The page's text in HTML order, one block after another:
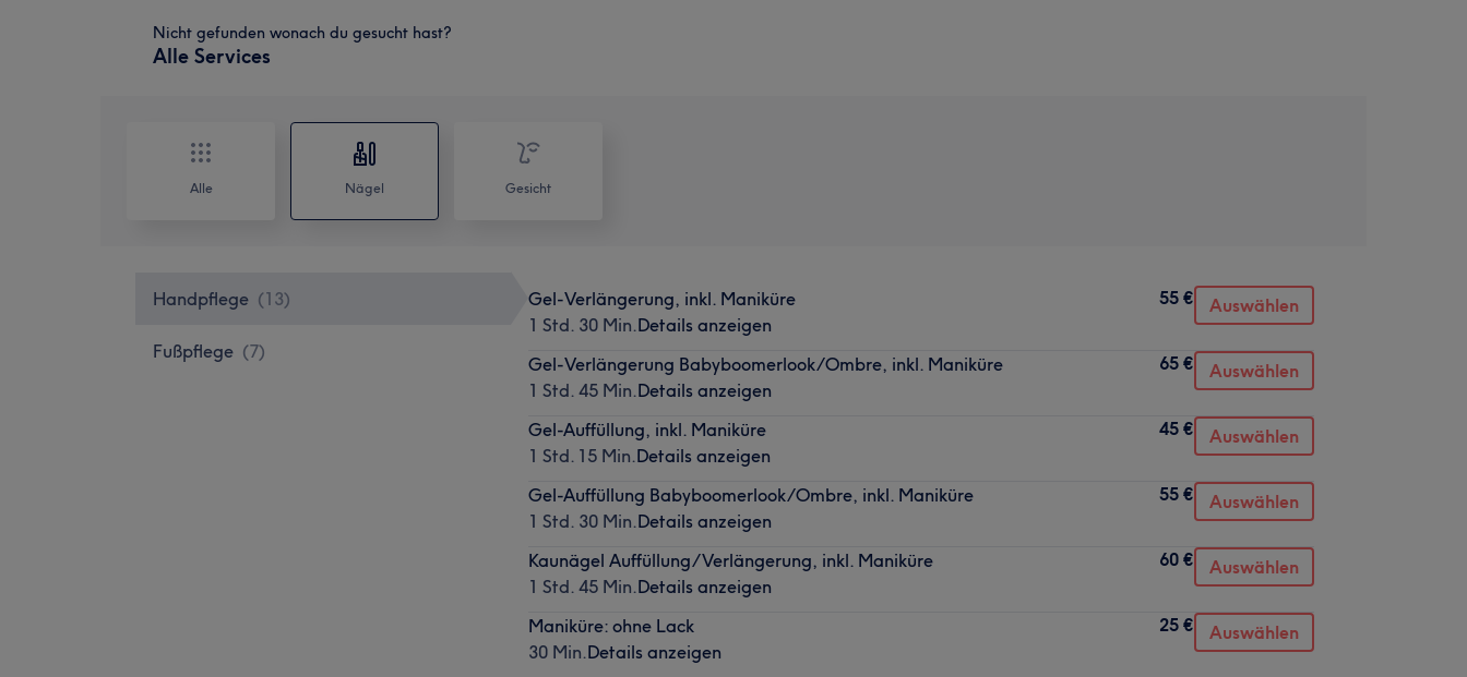
Nicht gefunden wonach du gesucht hast?
Alle Services
Alle Nägel Gesicht
Handpflege (13)
Fußpflege (7)
Gel-Verlängerung, inkl. Maniküre
1 Std. 30 Min.Details anzeigen
55 € Auswählen
Gel-Verlängerung Babyboomerlook/Ombre, inkl. Maniküre
1 Std. 45 Min.Details anzeigen
65 € Auswählen
Gel-Auffüllung, inkl. Maniküre
1 Std. 15 Min.Details anzeigen
45 € Auswählen
Gel-Auffüllung Babyboomerlook/Ombre, inkl. Maniküre
1 Std. 30 Min.Details anzeigen
55 € Auswählen
Kaunägel Auffüllung/Verlängerung, inkl. Maniküre
1 Std. 45 Min.Details anzeigen
60 € Auswählen
Maniküre: ohne Lack
30 Min.Details anzeigen
25 € Auswählen